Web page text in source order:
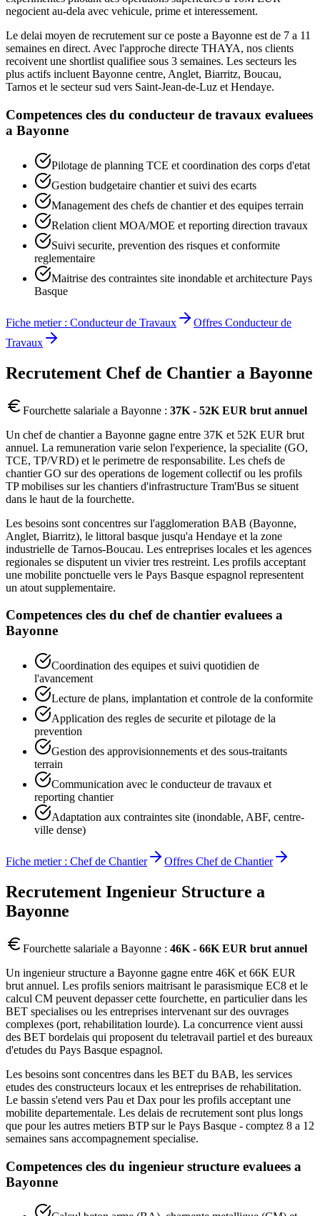
negocient au-dela avec vehicule, prime et interessement.
Le delai moyen de recrutement sur ce poste a Bayonne est de 7 a 11
semaines en direct. Avec l'approche directe THAYA, nos clients
recoivent une shortlist qualifiee sous 3 semaines. Les secteurs les
plus actifs incluent Bayonne centre, Anglet, Biarritz, Boucau,
Tarnos et le secteur sud vers Saint-Jean-de-Luz et Hendaye.
Competences cles du conducteur de travaux evaluees
a Bayonne
Pilotage de planning TCE et coordination des corps d'etat
Gestion budgetaire chantier et suivi des ecarts
Management des chefs de chantier et des equipes terrain
Relation client MOA/MOE et reporting direction travaux
Suivi securite, prevention des risques et conformite
reglementaire
Maitrise des contraintes site inondable et architecture Pays
Basque
Fiche metier : Conducteur de Travaux Offres Conducteur de
Travaux
Recrutement Chef de Chantier a Bayonne
Fourchette salariale a Bayonne : 37K - 52K EUR brut annuel
Un chef de chantier a Bayonne gagne entre 37K et 52K EUR brut
annuel. La remuneration varie selon l'experience, la specialite (GO,
TCE, TP/VRD) et le perimetre de responsabilite. Les chefs de
chantier GO sur des operations de logement collectif ou les profils
TP mobilises sur les chantiers d'infrastructure Tram'Bus se situent
dans le haut de la fourchette.
Les besoins sont concentres sur l'agglomeration BAB (Bayonne,
Anglet, Biarritz), le littoral basque jusqu'a Hendaye et la zone
industrielle de Tarnos-Boucau. Les entreprises locales et les agences
regionales se disputent un vivier tres restreint. Les profils acceptant
une mobilite ponctuelle vers le Pays Basque espagnol representent
un atout supplementaire.
Competences cles du chef de chantier evaluees a
Bayonne
Coordination des equipes et suivi quotidien de
l'avancement
Lecture de plans, implantation et controle de la conformite
Application des regles de securite et pilotage de la
prevention
Gestion des approvisionnements et des sous-traitants
terrain
Communication avec le conducteur de travaux et
reporting chantier
Adaptation aux contraintes site (inondable, ABF, centre-
ville dense)
Fiche metier : Chef de Chantier Offres Chef de Chantier
Recrutement Ingenieur Structure a
Bayonne
Fourchette salariale a Bayonne : 46K - 66K EUR brut annuel
Un ingenieur structure a Bayonne gagne entre 46K et 66K EUR
brut annuel. Les profils seniors maitrisant le parasismique EC8 et le
calcul CM peuvent depasser cette fourchette, en particulier dans les
BET specialises ou les entreprises intervenant sur des ouvrages
complexes (port, rehabilitation lourde). La concurrence vient aussi
des BET bordelais qui proposent du teletravail partiel et des bureaux
d'etudes du Pays Basque espagnol.
Les besoins sont concentres dans les BET du BAB, les services
etudes des constructeurs locaux et les entreprises de rehabilitation.
Le bassin s'etend vers Pau et Dax pour les profils acceptant une
mobilite departementale. Les delais de recrutement sont plus longs
que pour les autres metiers BTP sur le Pays Basque - comptez 8 a 12
semaines sans accompagnement specialise.
Competences cles du ingenieur structure evaluees a
Bayonne